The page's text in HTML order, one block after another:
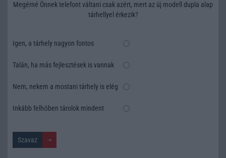
Megérné Önnek telefont váltani csak azért, mert az új modell dupla alap
tárhellyel érkezik?
Igen, a tárhely nagyon fontos
Talán, ha más fejlesztések is vannak
Nem, nekem a mostani tárhely is elég
Inkább felhőben tárolok mindent